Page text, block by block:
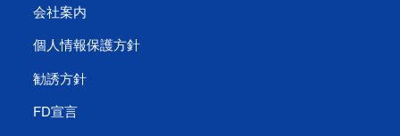
会社案内
個人情報保護方針
勧誘方針
FD宣言